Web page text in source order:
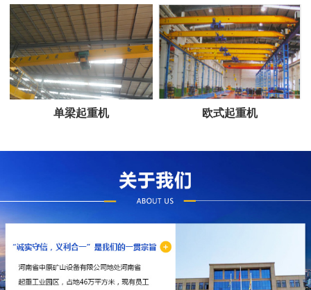
单梁起重机 欧式起重机